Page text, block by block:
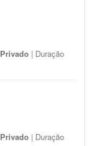
Privado | Duração
Privado | Duração